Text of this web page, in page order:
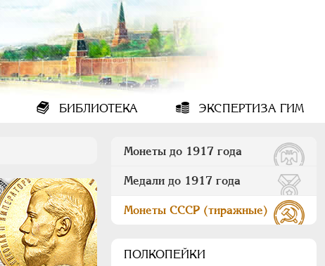
БИБЛИОТЕКА ЭКСПЕРТИЗА ГИМ
Монеты до 1917 года
Медали до 1917 года
Монеты СССР (тиражные)
ПОЛКОПЕЙКИ